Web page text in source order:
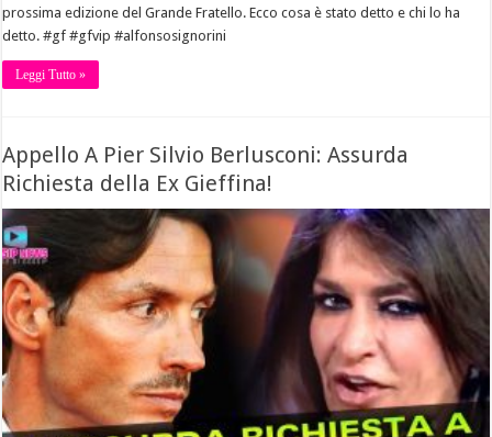
prossima edizione del Grande Fratello. Ecco cosa è stato detto e chi lo ha
detto. #gf #gfvip #alfonsosignorini
Leggi Tutto »
Appello A Pier Silvio Berlusconi: Assurda
Richiesta della Ex Gieffina!